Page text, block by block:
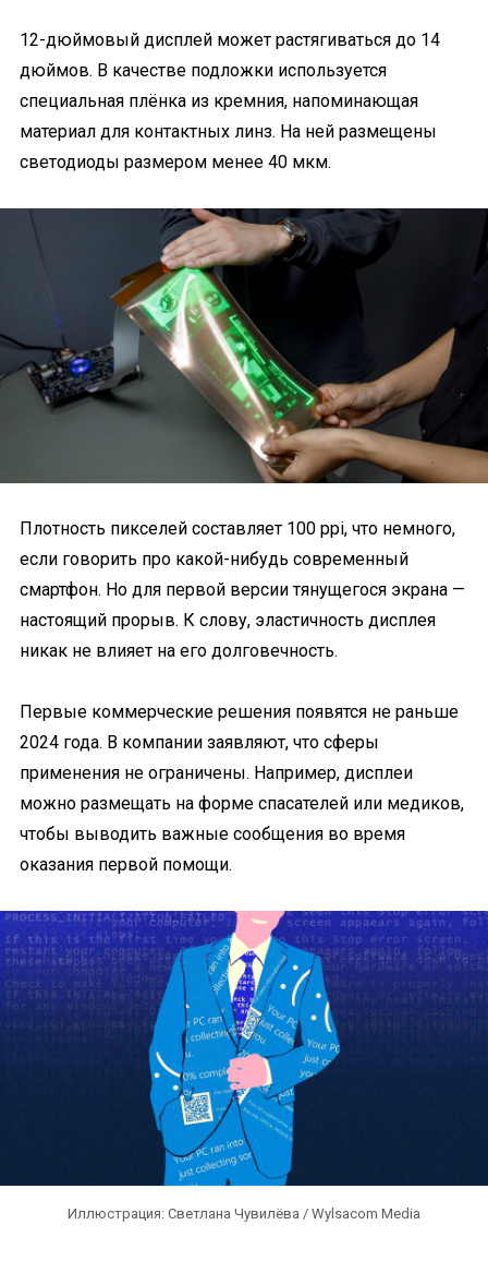
12-дюймовый дисплей может растягиваться до 14
дюймов. В качестве подложки используется
специальная плёнка из кремния, напоминающая
материал для контактных линз. На ней размещены
светодиоды размером менее 40 мкм.
Плотность пикселей составляет 100 ppi, что немного,
если говорить про какой-нибудь современный
смартфон. Но для первой версии тянущегося экрана —
настоящий прорыв. К слову, эластичность дисплея
никак не влияет на его долговечность.
Первые коммерческие решения появятся не раньше
2024 года. В компании заявляют, что сферы
применения не ограничены. Например, дисплеи
можно размещать на форме спасателей или медиков,
чтобы выводить важные сообщения во время
оказания первой помощи.
Иллюстрация: Светлана Чувилёва / Wylsacom Media